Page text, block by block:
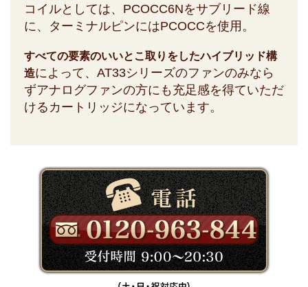
コイルとしては、PCOCC6Nをサブリード線
に、ターミナルピンにはPCOCCを使用。
すべての要素のいいとこ取りをしたハイブリッド構
造によって、AT33シリーズのファンのみなら
ずアナログファンの方にも充足感を得ていただ
けるカートリッジになっています。